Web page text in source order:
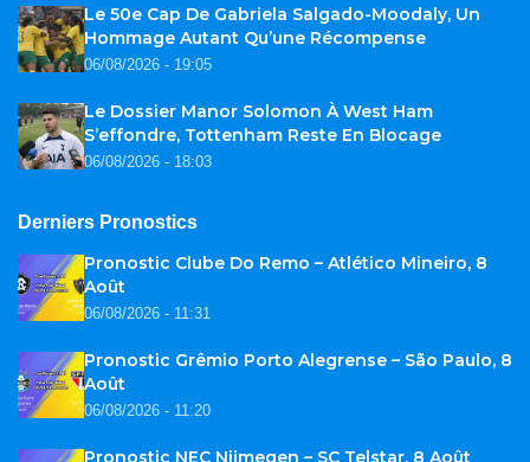
Le 50e Cap De Gabriela Salgado-Moodaly, Un
Hommage Autant Qu’une Récompense
06/08/2026 - 19:05
Le Dossier Manor Solomon À West Ham
S’effondre, Tottenham Reste En Blocage
06/08/2026 - 18:03
Derniers Pronostics
Pronostic Clube Do Remo – Atlético Mineiro, 8
Août
06/08/2026 - 11:31
Pronostic Grêmio Porto Alegrense – São Paulo, 8
Août
06/08/2026 - 11:20
Pronostic NEC Nijmegen – SC Telstar, 8 Août